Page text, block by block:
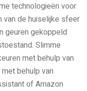
technologieën voor
van de huiselijke sfeer
geuren gekoppeld
Slimme
met behulp van
behulp van
of Amazon